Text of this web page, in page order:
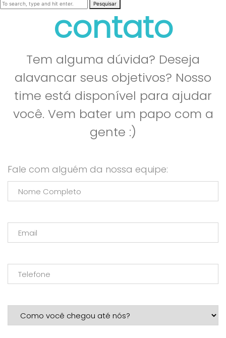
Pesquisar
contato
Tem alguma dúvida? Deseja
alavancar seus objetivos? Nosso
time está disponível para ajudar
você. Vem bater um papo com a
gente :)
Fale com alguém da nossa equipe: